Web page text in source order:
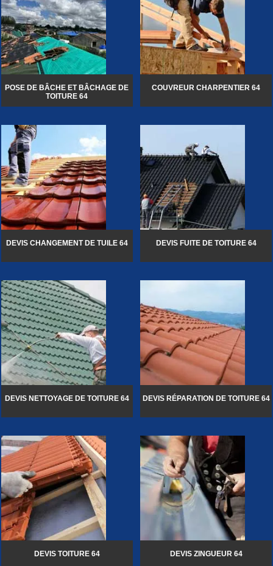
POSE DE BÂCHE ET BÂCHAGE DE
TOITURE 64
COUVREUR CHARPENTIER 64
DEVIS CHANGEMENT DE TUILE 64 DEVIS FUITE DE TOITURE 64
DEVIS NETTOYAGE DE TOITURE 64 DEVIS RÉPARATION DE TOITURE 64
DEVIS TOITURE 64 DEVIS ZINGUEUR 64